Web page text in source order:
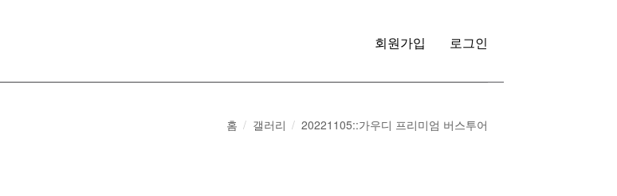
회원가입 로그인
홈 갤러리 20221105::가우디 프리미엄 버스투어